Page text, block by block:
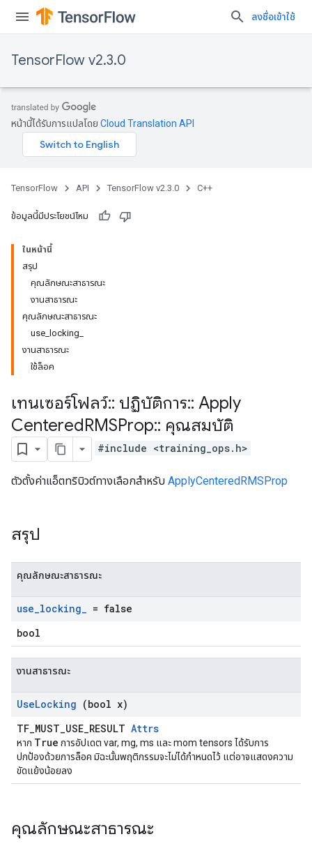
ลงชื่อเข้าใช้
TensorFlow v2.3.0
หน้านี้ได้รับการแปลโดย Cloud Translation API
TensorFlow API TensorFlow v2.3.0 C++
ข้อมูลนี้มีประโยชน์ไหม
ในหน้านี้
สรุป
คุณลักษณะสาธารณะ
งานสาธารณะ
คุณลักษณะสาธารณะ
use_locking_
งานสาธารณะ
ใช้ล็อค
เทนเซอร์โฟลว์:: ปฏิบัติการ:: Apply
CenteredRMSProp:: คุณสมบัติ
#include <training_ops.h>
ตัวตั้งค่าแอ็ตทริบิวต์ทางเลือกสำหรับ ApplyCenteredRMSProp
สรุป
คุณลักษณะสาธารณะ
use_locking_ = false
bool
งานสาธารณะ
UseLocking (bool x)
TF_MUST_USE_RESULT Attrs
หาก True การอัปเดต var, mg, ms และ mom tensors ได้รับการ
ปกป้องด้วยการล็อค มิฉะนั้นพฤติกรรมจะไม่ได้กำหนดไว้ แต่อาจแสดงความ
ขัดแย้งน้อยลง
คุณลักษณะสาธารณะ